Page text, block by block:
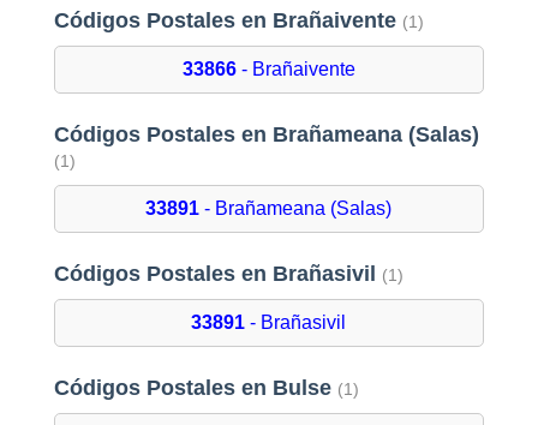
Códigos Postales en Brañaivente (1)
33866- Brañaivente
Códigos Postales en Brañameana (Salas)
(1)
33891 - Brañameana (Salas)
Códigos Postales en Brañasivil (1)
33891 - Brañasivil
Códigos Postales en Bulse (1)